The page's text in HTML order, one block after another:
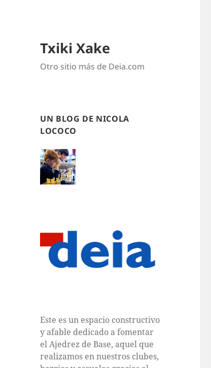
Txiki Xake
Otro sitio más de Deia.com
UN BLOG DE NICOLA
LOCOCO
Este es un espacio constructivo
y afable dedicado a fomentar
el Ajedrez de Base, aquel que
realizamos en nuestros clubes,